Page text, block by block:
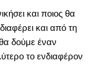
και ποιος θα
και από τη
δούμε έναν
το ενδιαφέρον